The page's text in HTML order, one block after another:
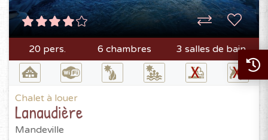
20 pers. 6 chambres 3 salles de bain
Chalet à louer
Lanaudière
Mandeville